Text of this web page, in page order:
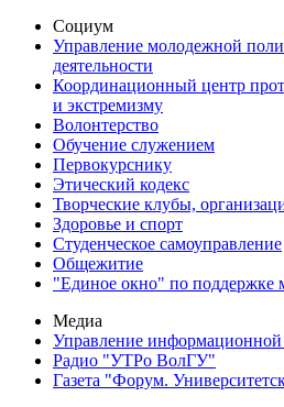
Социум
Управление молодежной
деятельности
Координационный центр
и экстремизму
Волонтерство
Обучение служением
Первокурснику
Этический кодекс
Творческие клубы,
Здоровье и спорт
Студенческое самоуправление
Общежитие
"Единое окно" по поддержке
Медиа
Управление
Радио "УТРо ВолГУ"
Газета "Форум.